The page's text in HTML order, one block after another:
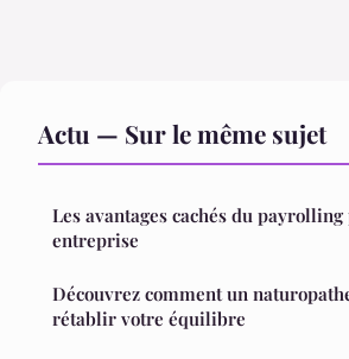
Actu — Sur le même sujet
Les avantages cachés du
entreprise
Découvrez comment un
rétablir votre équilibre